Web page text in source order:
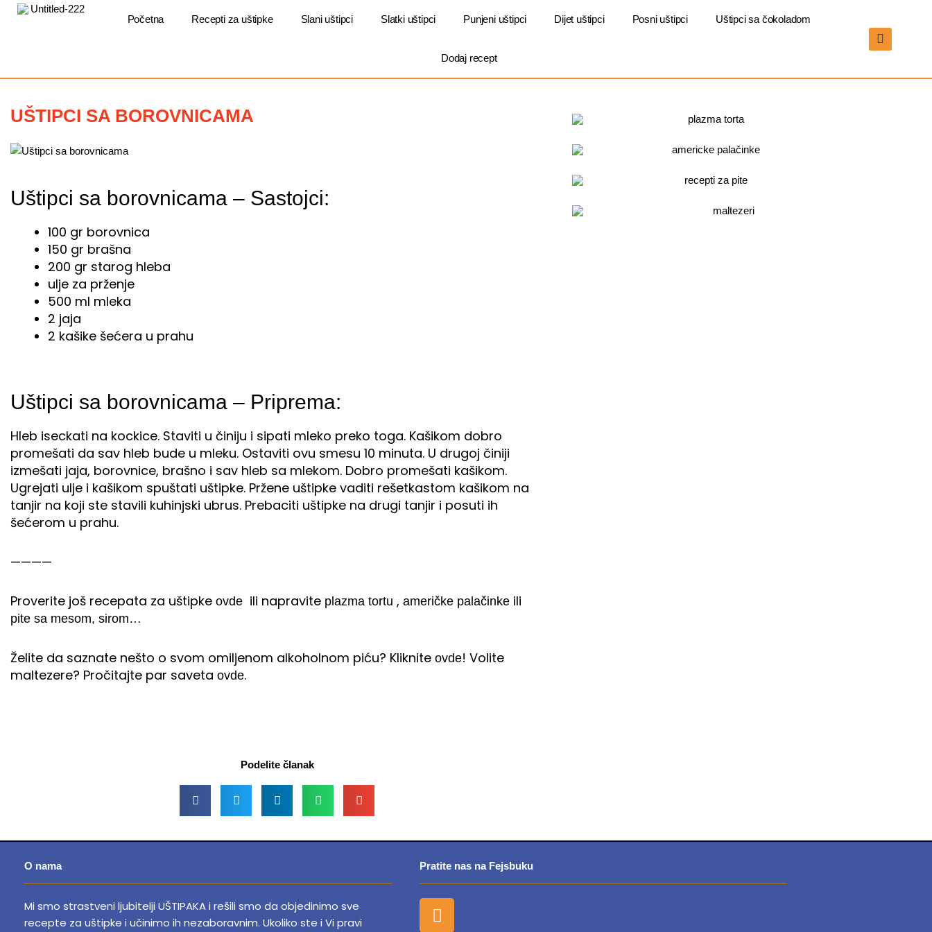
Пређи
Početna Recepti za uštipke Slani uštipci Slatki uštipci Punjeni uštipci Dijet uštipci Posni uštipci Uštipci sa čokoladom
Dodaj recept
UŠTIPCI SA BOROVNICAMA
Uštipci sa borovnicama – Sastojci:
100 gr borovnica
150 gr brašna
200 gr starog hleba
ulje za prženje
500 ml mleka
2 jaja
2 kašike šećera u prahu
Uštipci sa borovnicama – Priprema:
Hleb iseckati na kockice. Staviti u činiju i sipati mleko preko toga. Kašikom dobro
promešati da sav hleb bude u mleku. Ostaviti ovu smesu 10 minuta. U drugoj činiji
izmešati jaja, borovnice, brašno i sav hleb sa mlekom. Dobro promešati kašikom.
Ugrejati ulje i kašikom spuštati uštipke. Pržene uštipke vaditi rešetkastom kašikom na
tanjir na koji ste stavili kuhinjski ubrus. Prebaciti uštipke na drugi tanjir i posuti ih
šećerom u prahu.
————
Proverite još recepata za uštipke ovde ili napravite plazma tortu , američke palačinke ili
pite sa mesom, sirom…
Želite da saznate nešto o svom omiljenom alkoholnom piću? Kliknite ovde! Volite
maltezere? Pročitajte par saveta ovde.
Podelite članak
O nama
Mi smo strastveni ljubitelji UŠTIPAKA i rešili smo da objedinimo sve
recepte za uštipke i učinimo ih nezaboravnim. Ukoliko ste i Vi pravi
Pratite nas na Fejsbuku
F
a